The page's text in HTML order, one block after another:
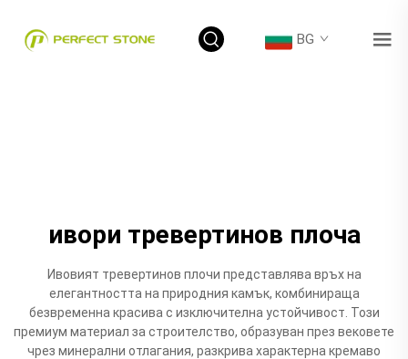
BG
ивори тревертинов плоча
Ивовият тревертинов плочи представлява връх на
елегантността на природния камък, комбинираща
безвременна красива с изключителна устойчивост. Този
премиум материал за строителство, образуван през вековете
чрез минерални отлагания, разкрива характерна кремаво